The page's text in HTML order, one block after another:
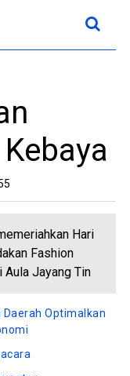
Hari
Fashion
Aula Jayang Tin
Daerah Optimalkan